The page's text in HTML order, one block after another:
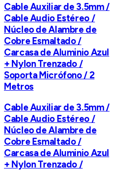
Cable Auxiliar de 3.5mm /
Cable Audio Estéreo /
Núcleo de Alambre de
Cobre Esmaltado /
Carcasa de Aluminio Azul
+ Nylon Trenzado /
Soporta Micrófono / 2
Metros
Cable Auxiliar de 3.5mm /
Cable Audio Estéreo /
Núcleo de Alambre de
Cobre Esmaltado /
Carcasa de Aluminio Azul
+ Nylon Trenzado /